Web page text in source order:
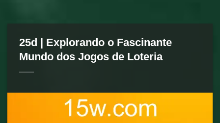
25d | Explorando o Fascinante
Mundo dos Jogos de Loteria